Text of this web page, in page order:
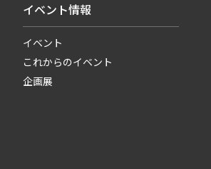
イベント情報
イベント
これからのイベント
企画展